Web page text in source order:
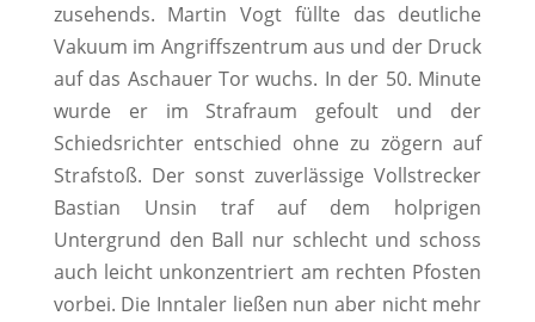
zusehends. Martin Vogt füllte das deutliche
Vakuum im Angriffszentrum aus und der Druck
auf das Aschauer Tor wuchs. In der 50. Minute
wurde er im Strafraum gefoult und der
Schiedsrichter entschied ohne zu zögern auf
Strafstoß. Der sonst zuverlässige Vollstrecker
Bastian Unsin traf auf dem holprigen
Untergrund den Ball nur schlecht und schoss
auch leicht unkonzentriert am rechten Pfosten
vorbei. Die Inntaler ließen nun aber nicht mehr